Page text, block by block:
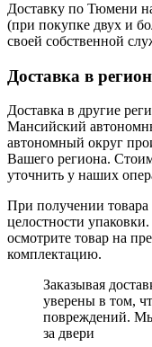
Доставку по Тюмени
(при покупке двух и
своей собственной
Доставка в
Доставка в другие
Мансийский
автономный округ
Вашего региона.
уточнить у наших
При получении товара
целостности
осмотрите товар на
комплектацию.
Заказывая
уверены в том,
повреждений.
за двери